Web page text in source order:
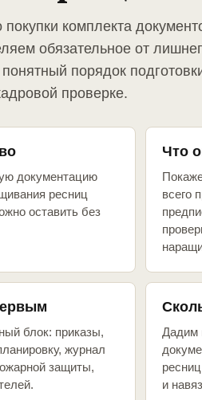
комплекта
обязательное от
порядок
проверке.
документацию
ресниц
оставить без
Что
всего
блок: приказы,
журнал
защиты,
Дадим
и